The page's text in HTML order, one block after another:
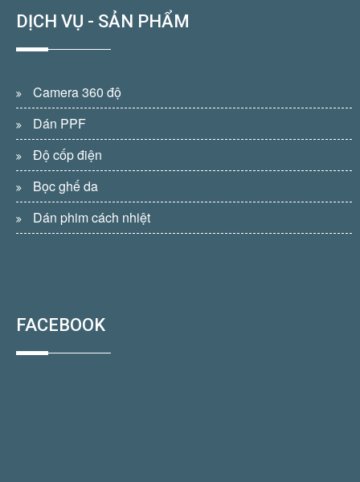
DỊCH VỤ - SẢN PHẨM
Camera 360 độ
Dán PPF
Độ cốp điện
Bọc ghế da
Dán phim cách nhiệt
FACEBOOK